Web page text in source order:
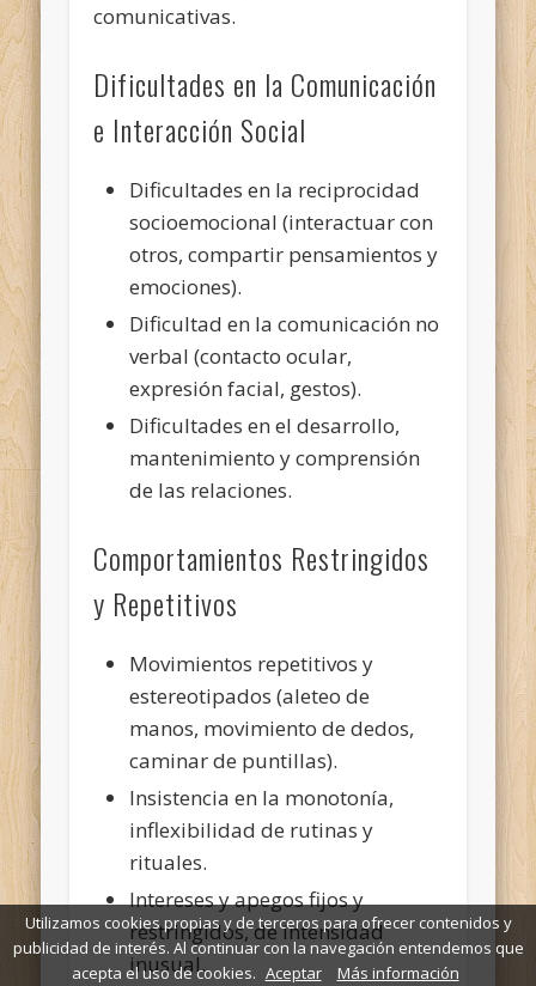
comunicativas.
Dificultades en la Comunicación
e Interacción Social
Dificultades en la reciprocidad
socioemocional (interactuar con
otros, compartir pensamientos y
emociones).
Dificultad en la comunicación no
verbal (contacto ocular,
expresión facial, gestos).
Dificultades en el desarrollo,
mantenimiento y comprensión
de las relaciones.
Comportamientos Restringidos
y Repetitivos
Movimientos repetitivos y
estereotipados (aleteo de
manos, movimiento de dedos,
caminar de puntillas).
Insistencia en la monotonía,
inflexibilidad de rutinas y
rituales.
Intereses y apegos fijos y
restringidos, de intensidad
inusual.
Utilizamos cookies propias y de terceros para ofrecer contenidos y
publicidad de interés. Al continuar con la navegación entendemos que
acepta el uso de cookies. Aceptar Más información